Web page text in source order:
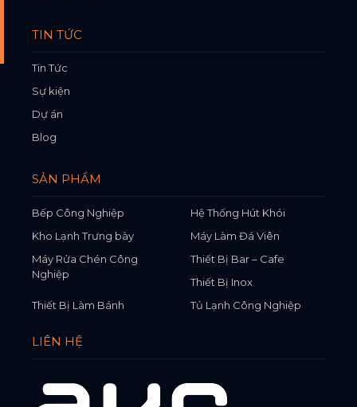
TIN TỨC
Tin Tức
Sự kiện
Dự án
Blog
SẢN PHẨM
Bếp Công Nghiệp
Hệ Thống Hút Khói
Kho Lạnh Trưng bày
Máy Làm Đá Viên
Máy Rửa Chén Công
Nghiệp
Thiết Bị Bar – Cafe
Thiết Bị Inox
Thiết Bị Làm Bánh
Tủ Lạnh Công Nghiệp
LIÊN HỆ